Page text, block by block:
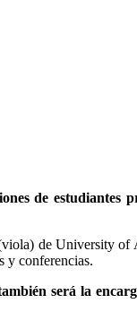
de estudiantes
de University
y conferencias.
será la